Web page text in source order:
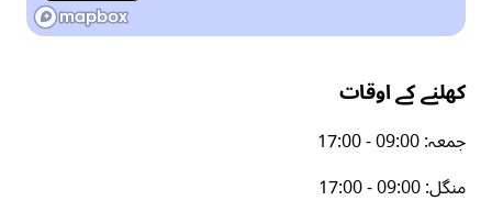
کھلنے کے اوقات
جمعہ:
17:00 - 09:00
منگل:
17:00 - 09:00